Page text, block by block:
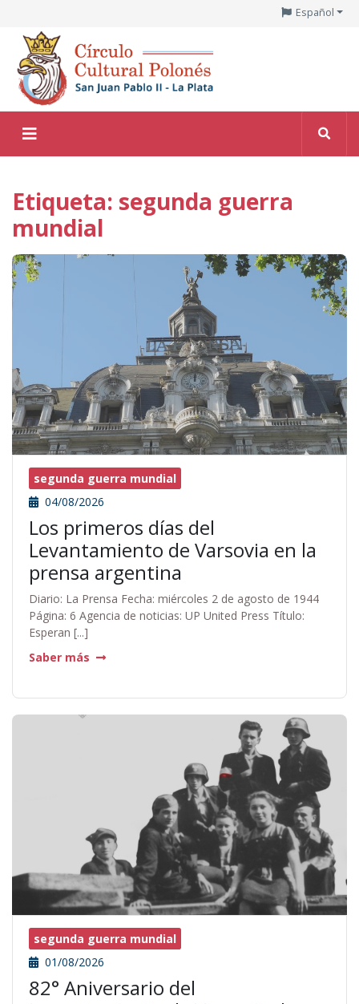
Español
Etiqueta: segunda guerra
mundial
segunda guerra mundial
04/08/2026
Los primeros días del
Levantamiento de Varsovia en la
prensa argentina
Diario: La Prensa Fecha: miércoles 2 de agosto de 1944
Página: 6 Agencia de noticias: UP United Press Título:
Esperan [...]
Saber más
segunda guerra mundial
01/08/2026
82° Aniversario del